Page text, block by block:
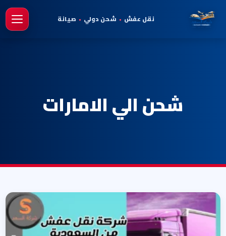
نقل عفش • شحن دولي • صيانة
شحن الي الامارات